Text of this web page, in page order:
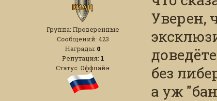
Группа: Проверенные
Сообщений: 423
Награды: 0
Репутация: 1
Статус: Оффлайн
Уверен,
без
а уж